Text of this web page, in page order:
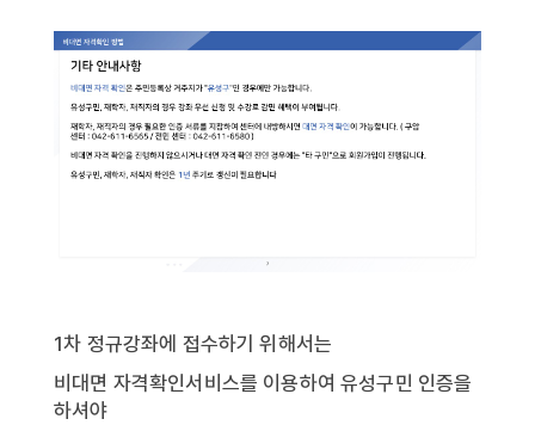
1차 정규강좌에 접수하기 위해서는
비대면 자격확인서비스를 이용하여 유성구민 인증을
하셔야